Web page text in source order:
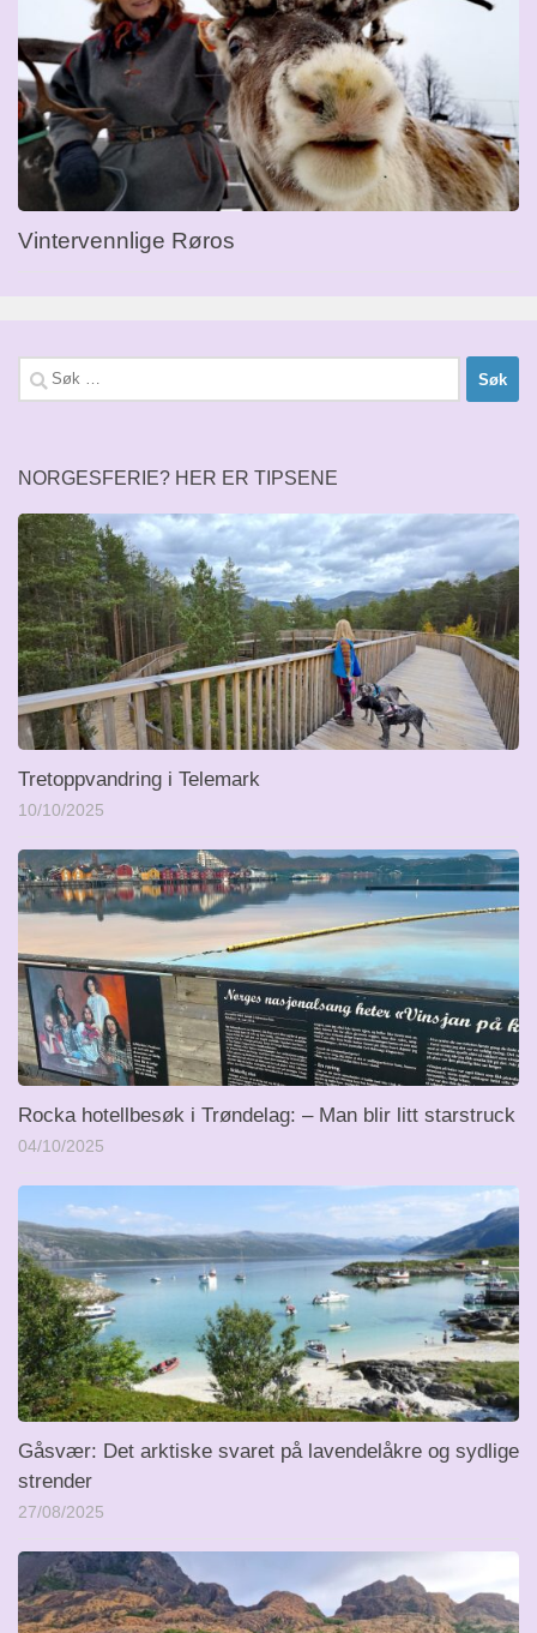
Vintervennlige Røros
Søk
etter:
NORGESFERIE? HER ER TIPSENE
Tretoppvandring i Telemark
10/10/2025
Rocka hotellbesøk i Trøndelag: – Man blir litt starstruck
04/10/2025
Gåsvær: Det arktiske svaret på lavendelåkre og sydlige
strender
27/08/2025